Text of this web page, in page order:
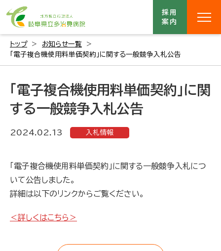
採用
案内
トップ
お知らせ一覧
「電子複合機使用料単価契約」に関する一般競争入札公告
「電子複合機使用料単価契約」に関
する一般競争入札公告
2024.02.13 入札情報
「電子複合機使用料単価契約」に関する一般競争入札につ
いて公告しました。
詳細は以下のリンクからご覧ください。
＜詳しくはこちら＞